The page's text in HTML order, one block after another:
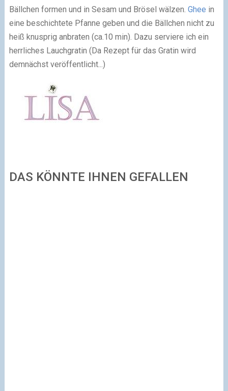
Bällchen formen und in Sesam und Brösel wälzen. Ghee in
eine beschichtete Pfanne geben und die Bällchen nicht zu
heiß knusprig anbraten (ca.10 min). Dazu serviere ich ein
herrliches Lauchgratin (Da Rezept für das Gratin wird
demnächst veröffentlicht...)
DAS KÖNNTE IHNEN GEFALLEN